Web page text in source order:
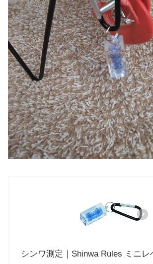
シンワ測定｜Shinwa Rules ミニ